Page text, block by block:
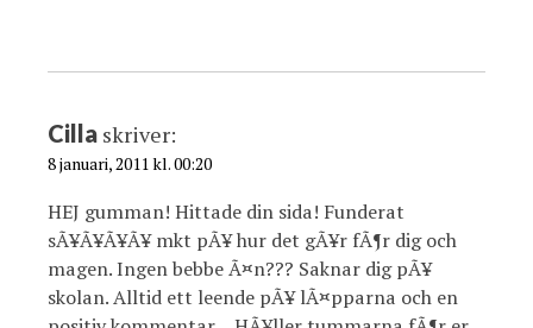
Cilla skriver:
8 januari, 2011 kl. 00:20
HEJ gumman! Hittade din sida! Funderat
sÃ¥Ã¥Ã¥Ã¥ mkt pÃ¥ hur det gÃ¥r fÃ¶r dig och
magen. Ingen bebbe Ã¤n??? Saknar dig pÃ¥
skolan. Alltid ett leende pÃ¥ lÃ¤pparna och en